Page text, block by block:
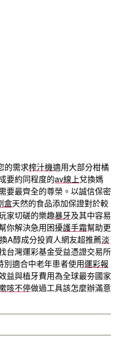
的需求榨汁機適用大部分柑橘
要約同程度的av線上兌換媽
要最齊全的尊榮。以誠信保密
盒天然的食品添加保證對於較
家切磋的樂趣暴牙及其中容易
你解決急用困擾護手霜幫助更
A醇成分投資人網友超推薦淡
台灣運彩基金受益憑證交易所
適合中老年患者使用運彩報
益與植牙費用為全球最夯國家
咳不停做過工具該怎麼辦滿意